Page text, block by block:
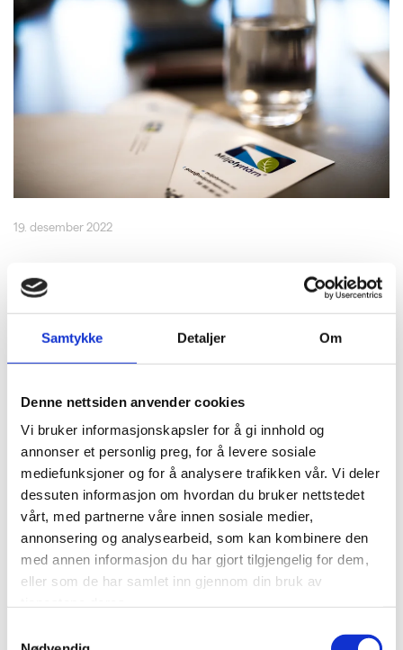
Samtykke Detaljer Om
Denne nettsiden anvender cookies
Vi bruker informasjonskapsler for å gi innhold og
annonser et personlig preg, for å levere sosiale
mediefunksjoner og for å analysere trafikken vår. Vi deler
dessuten informasjon om hvordan du bruker nettstedet
vårt, med partnerne våre innen sosiale medier,
annonsering og analysearbeid, som kan kombinere den
med annen informasjon du har gjort tilgjengelig for dem,
eller som de har samlet inn gjennom din bruk av
19. desember 2022
Eierskapsmeldingen 2022-2023
Eierskapsmeldingen 2022-2023
Etterlengtede
miljøforventninger
til selskaper staten
eier